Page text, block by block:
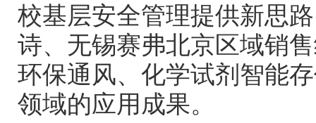
校基层安全管理提供新思
诗、无锡赛弗北京区域销
环保通风、化学试剂智能
领域的应用成果。